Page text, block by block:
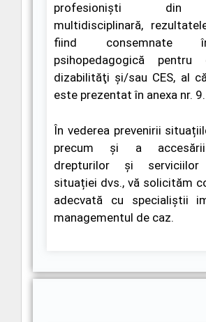
profesionişti din
multidisciplinară,
fiind
psihopedagogică pentru
dizabilităţi şi/sau CES, al
este prezentat în anexa nr. 9.
În vederea prevenirii
precum și a
drepturilor și serviciilor
situației dvs., vă solicităm
adecvată cu specialiștii
managementul de caz.